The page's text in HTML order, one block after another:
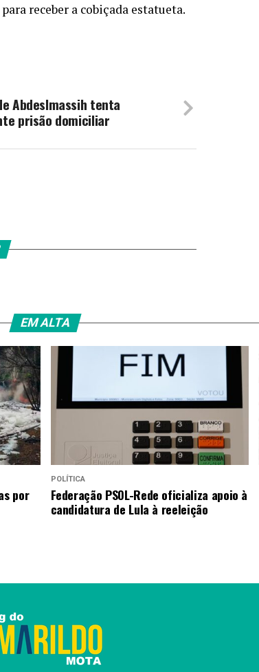
receber a cobiçada estatueta.
Abdeslmassih tenta
prisão domiciliar
EM ALTA
por
POLÍTICA
Federação PSOL-Rede oficializa apoio à
candidatura de Lula à reeleição